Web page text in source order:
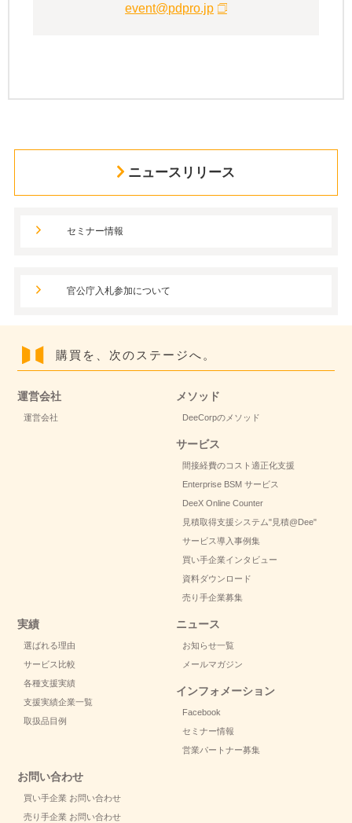
event@pdpro.jp
ニュースリリース
セミナー情報
官公庁入札参加について
購買を、次のステージへ。
運営会社
運営会社
メソッド
DeeCorpのメソッド
サービス
間接経費のコスト適正化支援
Enterprise BSM サービス
DeeX Online Counter
見積取得支援システム"見積@Dee"
サービス導入事例集
買い手企業インタビュー
資料ダウンロード
売り手企業募集
実績
選ばれる理由
サービス比較
各種支援実績
支援実績企業一覧
取扱品目例
ニュース
お知らせ一覧
メールマガジン
インフォメーション
Facebook
セミナー情報
営業パートナー募集
お問い合わせ
買い手企業 お問い合わせ
売り手企業 お問い合わせ